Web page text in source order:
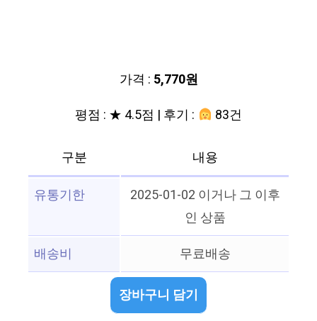
가격 : 5,770원
평점 : ★ 4.5점 | 후기 :
83건
구분
내용
유통기한
2025-01-02 이거나 그 이후
인 상품
배송비
무료배송
장바구니 담기